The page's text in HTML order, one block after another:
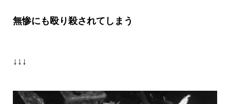
無惨にも殴り殺されてしまう
↓↓↓